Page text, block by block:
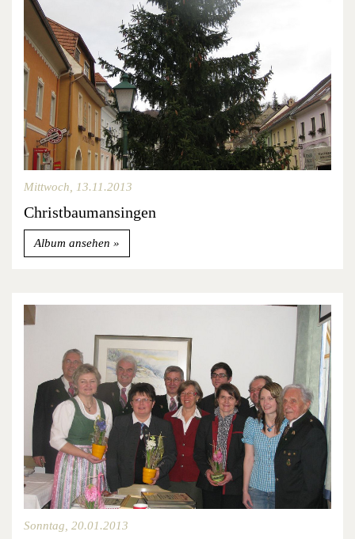
Mittwoch, 13.11.2013
Christbaumansingen
Album ansehen
Sonntag, 20.01.2013